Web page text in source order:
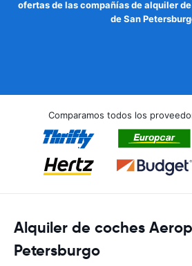
ofertas de las compañías de alquiler
de San
Comparamos todos los
Alquiler de coches
Petersburgo